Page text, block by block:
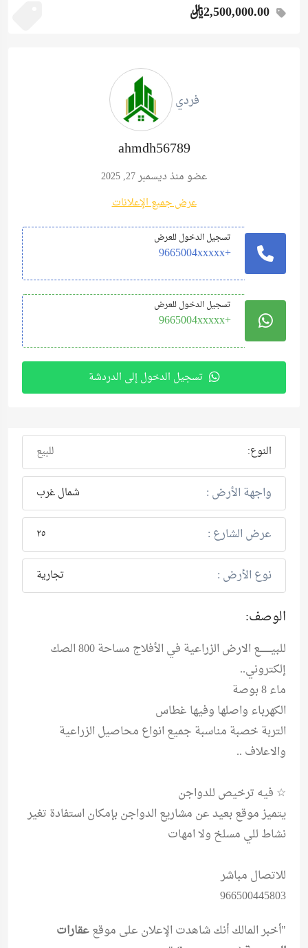
2,500,000.00ريال
فردي
ahmdh56789
عضو منذ ديسمبر 27, 2025
عرض جميع الإعلانات
تسجيل الدخول للعرض
+9665004xxxxx
تسجيل الدخول للعرض
+9665004xxxxx
تسجيل الدخول إلى الدردشة
النوع: للبيع
واجهة الأرض : شمال غرب
عرض الشارع : ٢٥
نوع الأرض : تجارية
الوصف:
للبيــــــــع الارض الزراعية في الأفلاج مساحة 800 الصك
إلكتروني..
ماء 8 بوصة
الكهرباء واصلها وفيها غطاس
التربة خصبة مناسبة جميع انواع محاصيل الزراعية
والاعلاف ..
☆ فيه ترخيص للدواجن
يتميز موقع بعيد عن مشاريع الدواجن بإمكان استفادة تغير
نشاط للي مسلخ ولا امهات
للاتصال مباشر
966500445803
"أخبر المالك أنك شاهدت الإعلان على موقععقارات